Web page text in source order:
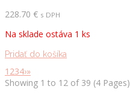
228.70 € s DPH
Na sklade ostáva 1 ks
Pridať do košíka
1 234›»
Showing 1 to 12 of 39 (4 Pages)